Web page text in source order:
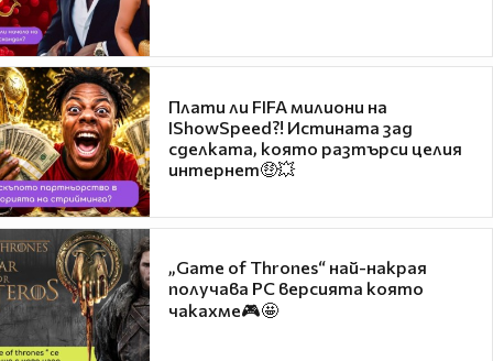
Плати ли FIFA милиони на
IShowSpeed?! Истината зад
сделката, която разтърси целия
интернет🤑💥
„Game of Thrones“ най-накрая
получава PC версията която
чакахме🎮🤩